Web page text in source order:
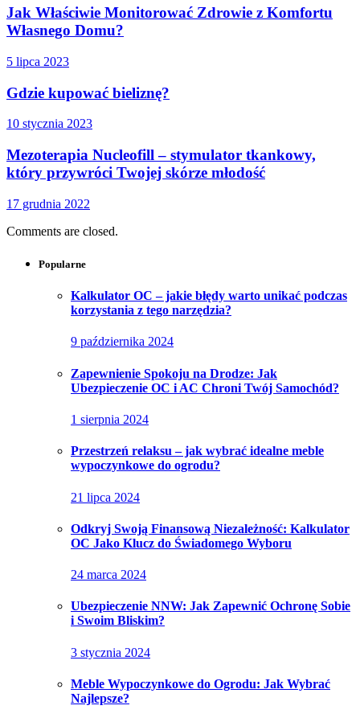
Jak Właściwie Monitorować Zdrowie z Komfortu
Własnego Domu?
5 lipca 2023
Gdzie kupować bieliznę?
10 stycznia 2023
Mezoterapia Nucleofill – stymulator tkankowy,
który przywróci Twojej skórze młodość
17 grudnia 2022
Comments are closed.
Popularne
Kalkulator OC – jakie błędy warto unikać podczas
korzystania z tego narzędzia?
9 października 2024
Zapewnienie Spokoju na Drodze: Jak
Ubezpieczenie OC i AC Chroni Twój Samochód?
1 sierpnia 2024
Przestrzeń relaksu – jak wybrać idealne meble
wypoczynkowe do ogrodu?
21 lipca 2024
Odkryj Swoją Finansową Niezależność: Kalkulator
OC Jako Klucz do Świadomego Wyboru
24 marca 2024
Ubezpieczenie NNW: Jak Zapewnić Ochronę Sobie
i Swoim Bliskim?
3 stycznia 2024
Meble Wypoczynkowe do Ogrodu: Jak Wybrać
Najlepsze?